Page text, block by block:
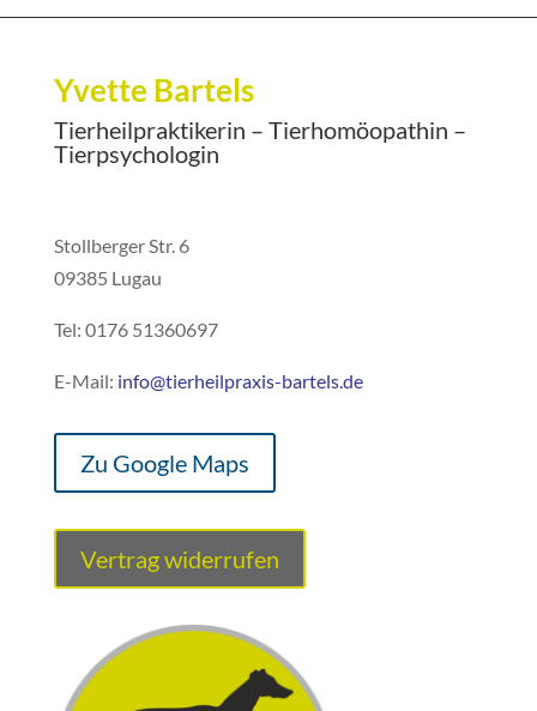
Yvette Bartels
Tierheilpraktikerin – Tierhomöopathin –
Tierpsychologin
Stollberger Str. 6
09385 Lugau
Tel: 0176 51360697
E-Mail: info@tierheilpraxis-bartels.de
Zu Google Maps
Vertrag widerrufen